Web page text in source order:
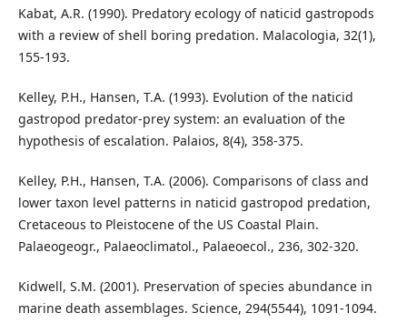
Kabat, A.R. (1990). Predatory ecology of naticid gastropods
with a review of shell boring predation. Malacologia, 32(1),
155-193.
Kelley, P.H., Hansen, T.A. (1993). Evolution of the naticid
gastropod predator-prey system: an evaluation of the
hypothesis of escalation. Palaios, 8(4), 358-375.
Kelley, P.H., Hansen, T.A. (2006). Comparisons of class and
lower taxon level patterns in naticid gastropod predation,
Cretaceous to Pleistocene of the US Coastal Plain.
Palaeogeogr., Palaeoclimatol., Palaeoecol., 236, 302-320.
Kidwell, S.M. (2001). Preservation of species abundance in
marine death assemblages. Science, 294(5544), 1091-1094.